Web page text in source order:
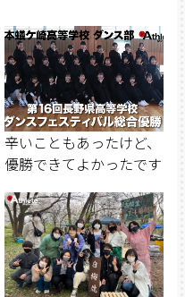
辛いこともあったけど、
優勝できてよかったです